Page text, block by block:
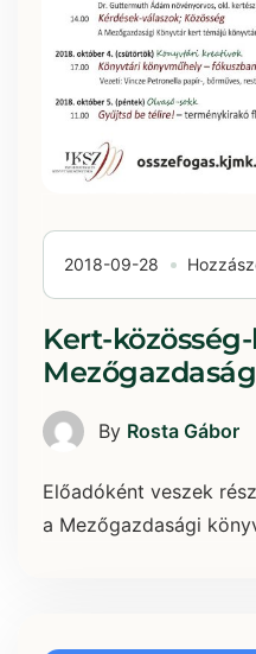
2018-09-28
Kert-
By Rosta Gábor
Előadóként veszek
a Mezőgazdasági